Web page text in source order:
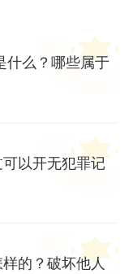
什么？哪些属于
以开无犯罪记
的？破坏他人